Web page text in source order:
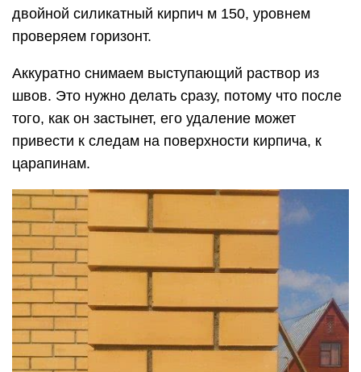
двойной силикатный кирпич м 150, уровнем
проверяем горизонт.
Аккуратно снимаем выступающий раствор из
швов. Это нужно делать сразу, потому что после
того, как он застынет, его удаление может
привести к следам на поверхности кирпича, к
царапинам.